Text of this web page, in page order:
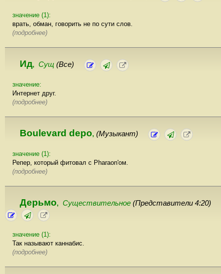
значение (1):
врать, обман, говорить не по сути слов.
(подробнее)
Ид, Сущ (Все)
значение:
Интернет друг.
(подробнее)
Boulevard depo, (Музыкант)
значение (1):
Репер, который фитовал с Pharaon'ом.
(подробнее)
Дерьмо, Существительное (Представители 4:20)
значение (1):
Так называют каннабис.
(подробнее)